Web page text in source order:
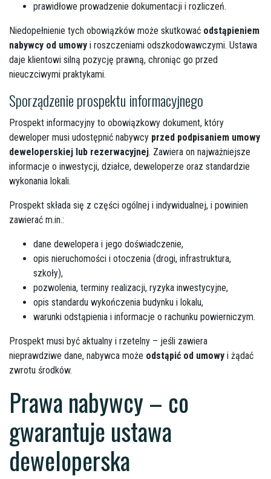
prawidłowe prowadzenie dokumentacji i rozliczeń.
Niedopełnienie tych obowiązków może skutkować odstąpieniem
nabywcy od umowy i roszczeniami odszkodowawczymi. Ustawa
daje klientowi silną pozycję prawną, chroniąc go przed
nieuczciwymi praktykami.
Sporządzenie prospektu informacyjnego
Prospekt informacyjny to obowiązkowy dokument, który
deweloper musi udostępnić nabywcy przed podpisaniem umowy
deweloperskiej lub rezerwacyjnej. Zawiera on najważniejsze
informacje o inwestycji, działce, deweloperze oraz standardzie
wykonania lokali.
Prospekt składa się z części ogólnej i indywidualnej, i powinien
zawierać m.in.:
dane dewelopera i jego doświadczenie,
opis nieruchomości i otoczenia (drogi, infrastruktura,
szkoły),
pozwolenia, terminy realizacji, ryzyka inwestycyjne,
opis standardu wykończenia budynku i lokalu,
warunki odstąpienia i informacje o rachunku powierniczym.
Prospekt musi być aktualny i rzetelny – jeśli zawiera
nieprawdziwe dane, nabywca może odstąpić od umowy i żądać
zwrotu środków.
Prawa nabywcy – co
gwarantuje ustawa
deweloperska